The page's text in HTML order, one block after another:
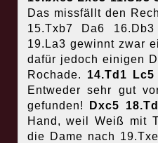
Das missfällt den
15.Txb7 Da6
19.La3 gewinnt zwar
dafür jedoch einigen
Rochade. 14.Td1
Entweder sehr gut
gefunden!
Dxc5
Hand, weil Weiß mit
die Dame nach